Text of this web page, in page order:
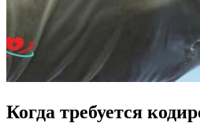
Когда требуется